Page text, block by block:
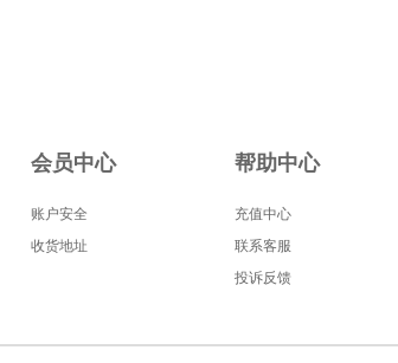
会员中心
账户安全
收货地址
帮助中心
充值中心
联系客服
投诉反馈